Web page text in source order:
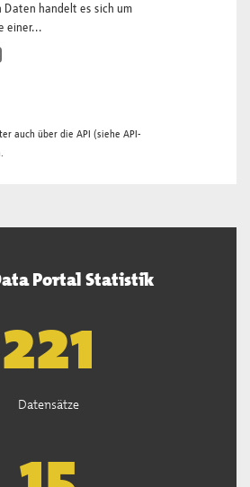
handelt es sich um
einer...
auch über die API (siehe API-
Portal Statistik
222
Datensätze